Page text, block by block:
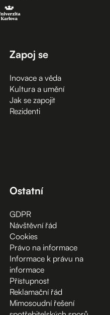
Zapoj se
Inovace a věda
Kultura a umění
Jak se zapojit
Rezidenti
Ostatní
GDPR
Návštěvní řád
Cookies
Právo na informace
Informace k právu na
informace
Přístupnost
Reklamační řád
Mimosoudní řešení